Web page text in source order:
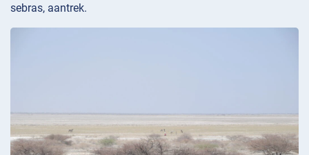
sebras, aantrek.